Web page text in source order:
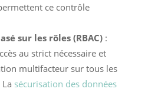
ce contrôle
sur les rôles (RBAC):
au strict nécessaire et
multifacteur sur tous les
sécurisation des données